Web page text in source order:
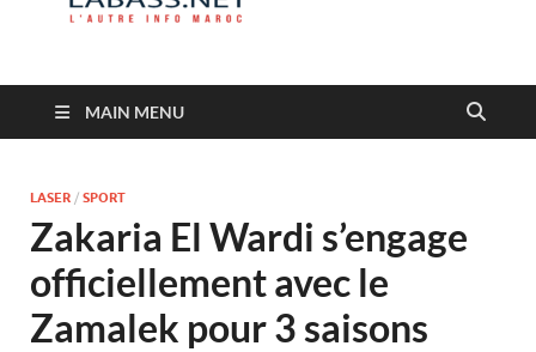
MAIN MENU
LASER / SPORT
Zakaria El Wardi s’engage
officiellement avec le
Zamalek pour 3 saisons